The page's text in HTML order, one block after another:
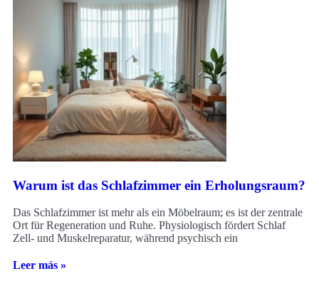
Warum ist das Schlafzimmer ein Erholungsraum?
Das Schlafzimmer ist mehr als ein Möbelraum; es ist der zentrale
Ort für Regeneration und Ruhe. Physiologisch fördert Schlaf
Zell- und Muskelreparatur, während psychisch ein
Leer más »